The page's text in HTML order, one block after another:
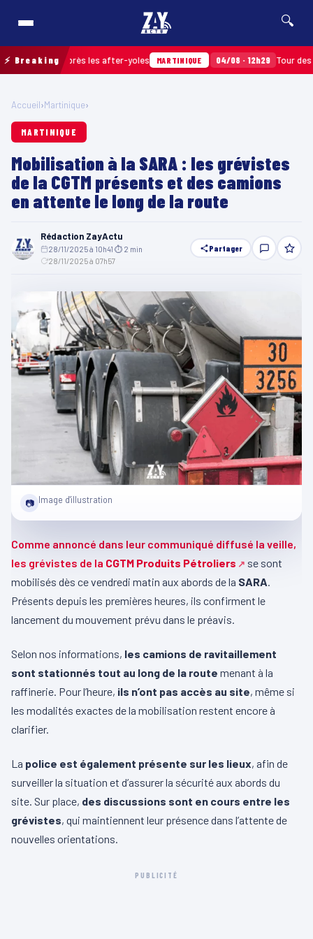
🔍
⚡ Breakingaprès les after-yoles MARTINIQUE 04/08 · 12h29 Tour des
Accueil›Martinique›
MARTINIQUE
Mobilisation à la SARA : les grévistes
de la CGTM présents et des camions
en attente le long de la route
Rédaction ZayActu
28/11/2025 à 10h41 ⏱ 2 min
28/11/2025 à 07h57
Partager
📷 Image d'illustration
Comme annoncé dans leur communiqué diffusé la veille,
les grévistes de la CGTM Produits Pétroliers
se sont
mobilisés dès ce vendredi matin aux abords de la SARA.
Présents depuis les premières heures, ils confirment le
lancement du mouvement prévu dans le préavis.
Selon nos informations, les camions de ravitaillement
sont stationnés tout au long de la route menant à la
raffinerie. Pour l’heure, ils n’ont pas accès au site, même si
les modalités exactes de la mobilisation restent encore à
clarifier.
La police est également présente sur les lieux, afin de
surveiller la situation et d’assurer la sécurité aux abords du
site. Sur place, des discussions sont en cours entre les
grévistes, qui maintiennent leur présence dans l’attente de
nouvelles orientations.
PUBLICITÉ